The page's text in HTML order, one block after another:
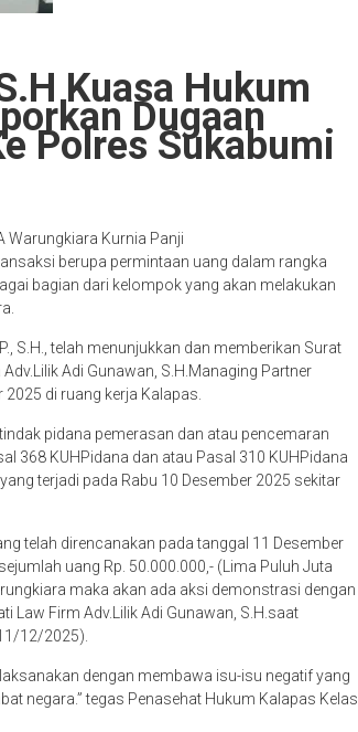
Kuasa Hukum
Dugaan
Polres Sukabumi
Warungkiara Kurnia Panji
berupa permintaan uang dalam rangka
bagian dari kelompok yang akan melakukan
S.H., telah menunjukkan dan memberikan Surat
Adi Gunawan, S.H.Managing Partner
di ruang kerja Kalapas.
pidana pemerasan dan atau pencemaran
368 KUHPidana dan atau Pasal 310 KUHPidana
terjadi pada Rabu 10 Desember 2025 sekitar
telah direncanakan pada tanggal 11 Desember
uang Rp. 50.000.000,- (Lima Puluh Juta
maka akan ada aksi demonstrasi dengan
Law Firm Adv.Lilik Adi Gunawan, S.H.saat
12/2025).
dengan membawa isu-isu negatif yang
negara.” tegas Penasehat Hukum Kalapas Kelas